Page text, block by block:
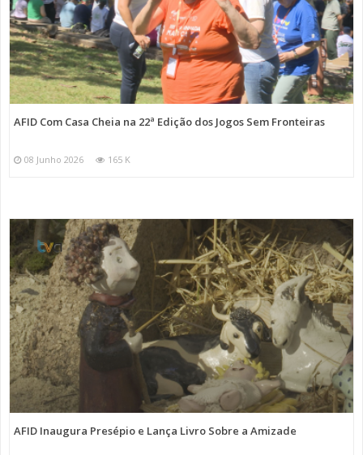
AFID Com Casa Cheia na 22ª Edição dos Jogos Sem Fronteiras
08 Junho 2026 165 K
AFID Inaugura Presépio e Lança Livro Sobre a Amizade